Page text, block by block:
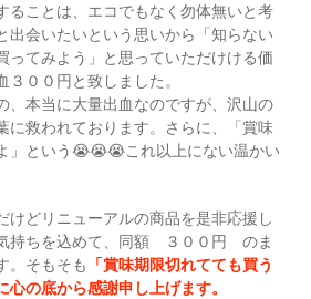
ることは、エコでもなく勿体無いと考
出会いたいという思いから「知らない
ってみよう」と思っていただけける価
００円と致しました。
本当に大量出血なのですが、沢山の
に救われております。さらに、「賞味
」という😭😭😭これ以上にない温かい
どリニューアルの商品を是非応援し
持ちを込めて、同額 ３００円 のま
。そもそも
「賞味期限切れてても買う
心の底から感謝申し上げます。